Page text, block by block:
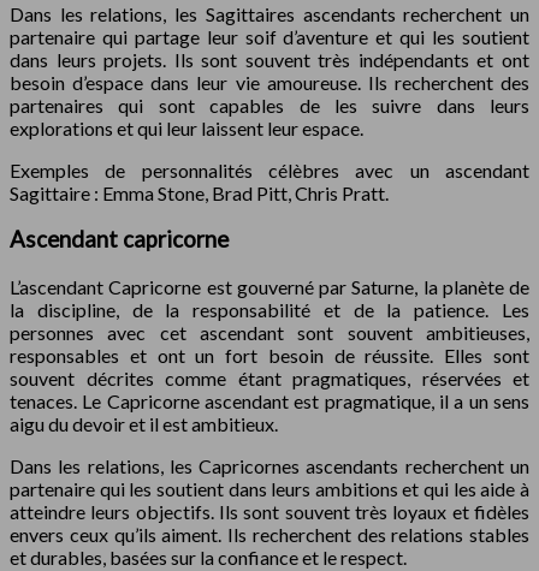
Dans les relations, les Sagittaires ascendants recherchent un
partenaire qui partage leur soif d’aventure et qui les soutient
dans leurs projets. Ils sont souvent très indépendants et ont
besoin d’espace dans leur vie amoureuse. Ils recherchent des
partenaires qui sont capables de les suivre dans leurs
explorations et qui leur laissent leur espace.
Exemples de personnalités célèbres avec un ascendant
Sagittaire : Emma Stone, Brad Pitt, Chris Pratt.
Ascendant capricorne
L’ascendant Capricorne est gouverné par Saturne, la planète de
la discipline, de la responsabilité et de la patience. Les
personnes avec cet ascendant sont souvent ambitieuses,
responsables et ont un fort besoin de réussite. Elles sont
souvent décrites comme étant pragmatiques, réservées et
tenaces. Le Capricorne ascendant est pragmatique, il a un sens
aigu du devoir et il est ambitieux.
Dans les relations, les Capricornes ascendants recherchent un
partenaire qui les soutient dans leurs ambitions et qui les aide à
atteindre leurs objectifs. Ils sont souvent très loyaux et fidèles
envers ceux qu’ils aiment. Ils recherchent des relations stables
et durables, basées sur la confiance et le respect.